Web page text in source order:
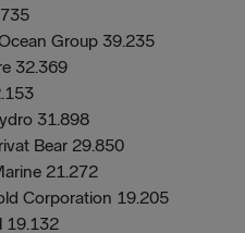
Group 39.235
32.369
31.898
Bear 29.850
21.272
Corporation 19.205
19.132